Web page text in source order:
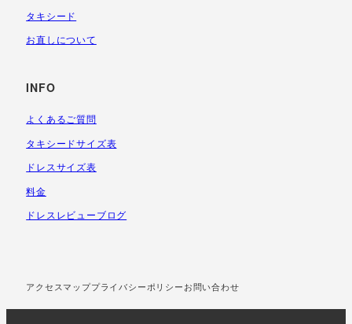
タキシード
お直しについて
INFO
よくあるご質問
タキシードサイズ表
ドレスサイズ表
料金
ドレスレビューブログ
アクセスマッププライバシーポリシーお問い合わせ